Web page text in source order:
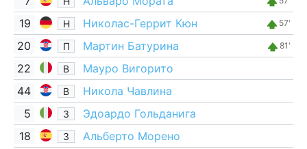
19 Н Николас-Геррит Кюн 57'
20 П Мартин Батурина 81'
22 В
Мауро Вигорито
44
В
Никола Чавлина
5
З
Эдоардо Гольданига
18
З
Альберто Морено